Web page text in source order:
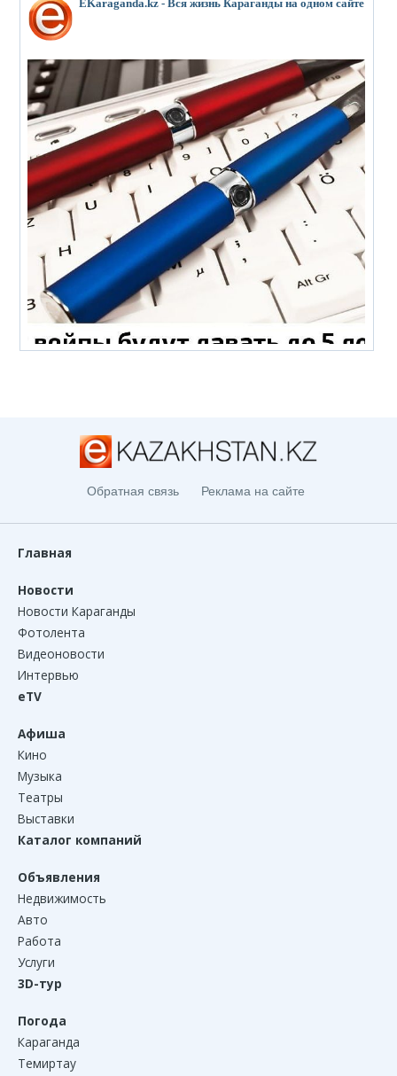
EKaraganda.kz - Вся жизнь Караганды на одном сайте
Обратная связь Реклама на сайте
Главная
Новости
Новости Караганды
Фотолента
Видеоновости
Интервью
eTV
Афиша
Кино
Музыка
Театры
Выставки
Каталог компаний
Объявления
Недвижимость
Авто
Работа
Услуги
3D-тур
Погода
Караганда
Темиртау